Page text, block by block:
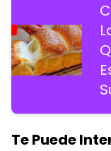
Te Puede